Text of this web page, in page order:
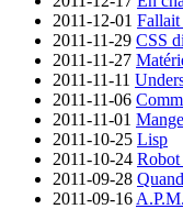
2011-12-01 Fallait
2011-11-29 CSS
2011-11-27
2011-11-11
2011-11-06
2011-11-01
2011-10-25 Lisp
2011-10-24 Robot
2011-09-28
2011-09-16 A.P.M.